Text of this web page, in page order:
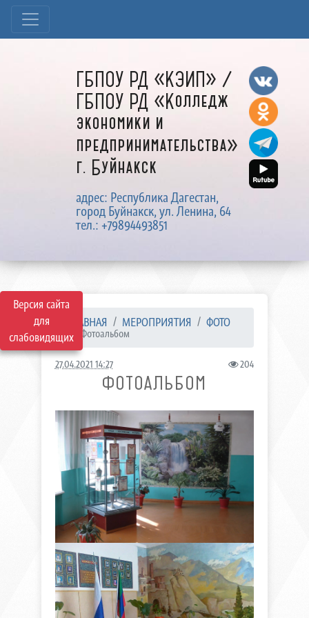
Версия сайта
для
слабовидящих
ГБПОУ РД «КЭИП» /
ГБПОУ РД «Колледж
экономики и
предпринимательства»
г. Буйнакск
адрес: Республика Дагестан,
город Буйнакск, ул. Ленина, 64
тел.: +79894493851
ГЛАВНАЯ МЕРОПРИЯТИЯ ФОТО
Фотоальбом
27.04.2021 14:27 204
ФОТОАЛЬБОМ